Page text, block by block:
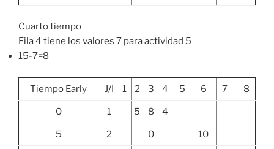
Cuarto tiempo
Fila 4 tiene los valores 7 para actividad 5
15-7=8
Tiempo Early J/I 1 2 3 4 5 6 7 8
0 1 5 8 4
5 2 0 10